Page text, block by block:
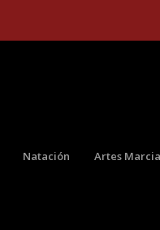
Natación Artes